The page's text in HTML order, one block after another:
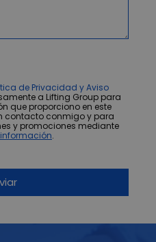
de Privacidad y Aviso
a Lifting Group para
que proporciono en este
contacto conmigo y para
y promociones mediante
.